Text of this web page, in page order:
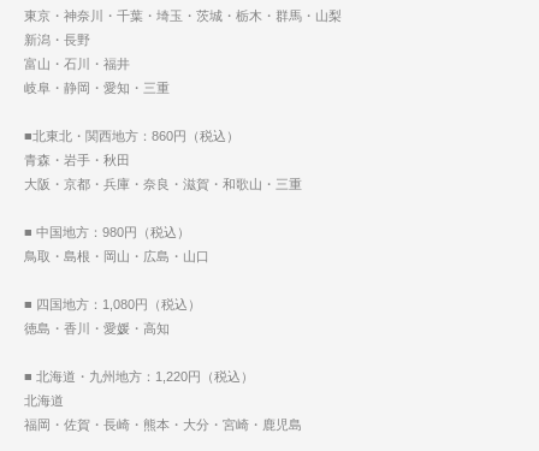
東京・神奈川・千葉・埼玉・茨城・栃木・群馬・山梨
新潟・長野
富山・石川・福井
岐阜・静岡・愛知・三重
■北東北・関西地方：860円（税込）
青森・岩手・秋田
大阪・京都・兵庫・奈良・滋賀・和歌山・三重
■ 中国地方：980円（税込）
鳥取・島根・岡山・広島・山口
■ 四国地方：1,080円（税込）
徳島・香川・愛媛・高知
■ 北海道・九州地方：1,220円（税込）
北海道
福岡・佐賀・長崎・熊本・大分・宮崎・鹿児島